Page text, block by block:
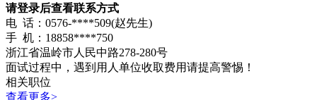
请登录后查看联系方式
电 话：0576-****509(赵先生)
手 机：18858****750
浙江省温岭市人民中路278-280号
面试过程中，遇到用人单位收取费用请提高警惕！
相关职位
查看更多>